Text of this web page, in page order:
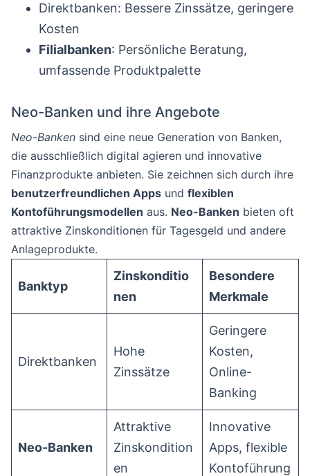
Direktbanken: Bessere Zinssätze, geringere
Kosten
Filialbanken: Persönliche Beratung,
umfassende Produktpalette
Neo-Banken und ihre Angebote
Neo-Banken sind eine neue Generation von Banken,
die ausschließlich digital agieren und innovative
Finanzprodukte anbieten. Sie zeichnen sich durch ihre
benutzerfreundlichen Apps und flexiblen
Kontoführungsmodellen aus. Neo-Banken bieten oft
attraktive Zinskonditionen für Tagesgeld und andere
Anlageprodukte.
Banktyp
Zinskonditio
nen
Besondere
Merkmale
Direktbanken
Hohe
Zinssätze
Geringere
Kosten,
Online-
Banking
Neo-Banken
Attraktive
Zinskondition
en
Innovative
Apps, flexible
Kontoführung